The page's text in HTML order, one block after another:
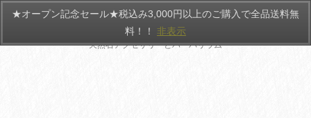
HANATEMARI
天然石アクセサリーとハーバリウム
★オープン記念セール★税込み3,000円以上のご購入で全品送料無
料！！ 非表示